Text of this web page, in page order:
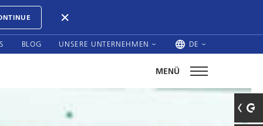
BLOG UNSERE UNTERNEHMEN DE
MENÜ